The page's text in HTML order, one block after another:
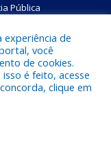
Pública
Municipal de Bom
experiência de
você
de cookies.
é feito, acesse
clique em